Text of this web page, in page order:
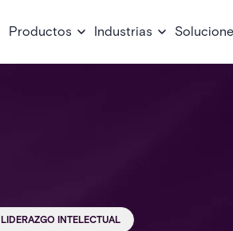
Productos Industrias
LIDERAZGO INTELECTUAL